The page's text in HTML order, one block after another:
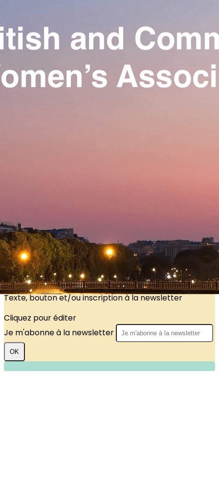
Exporter uniquement les colonnes affichées
Ajoutez un logo, un bouton, des réseaux sociaux
Our Association
Activities
Join us
?>
Images de la page d'accueil
Cliquez pour éditer
Texte, bouton et/ou inscription à la newsletter
Cliquez pour éditer
Je m'abonne à la newsletter
OK